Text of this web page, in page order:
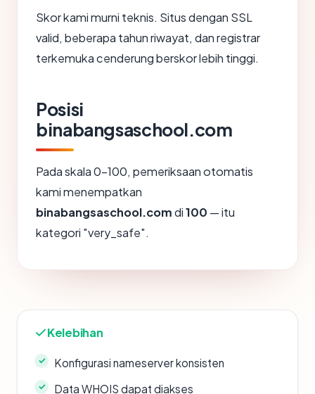
Skor kami murni teknis. Situs dengan SSL
valid, beberapa tahun riwayat, dan registrar
terkemuka cenderung berskor lebih tinggi.
Posisi
binabangsaschool.com
Pada skala 0-100, pemeriksaan otomatis
kami menempatkan
binabangsaschool.comdi100 — itu
kategori "very_safe".
Kelebihan
Konfigurasi nameserver konsisten
Data WHOIS dapat diakses